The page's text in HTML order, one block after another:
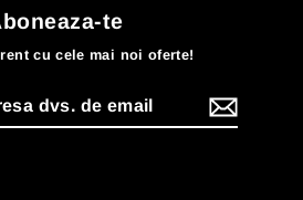
te
cu cele mai noi oferte!